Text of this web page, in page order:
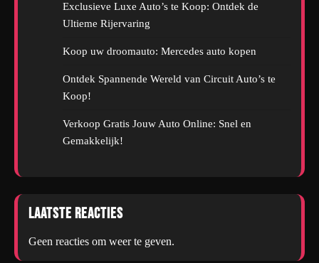
Exclusieve Luxe Auto’s te Koop: Ontdek de
Ultieme Rijervaring
Koop uw droomauto: Mercedes auto kopen
Ontdek Spannende Wereld van Circuit Auto’s te
Koop!
Verkoop Gratis Jouw Auto Online: Snel en
Gemakkelijk!
Laatste reacties
Geen reacties om weer te geven.